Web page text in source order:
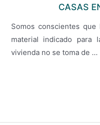
CASAS
Somos conscientes
material indicado para
vivienda no se toma de …